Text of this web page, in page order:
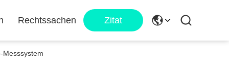
Rechtssachen Zitat
Messsystem